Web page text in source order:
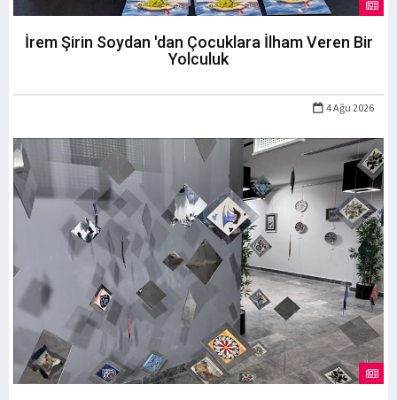
İrem Şirin Soydan 'dan Çocuklara İlham Veren Bir
Yolculuk
4 Ağu 2026